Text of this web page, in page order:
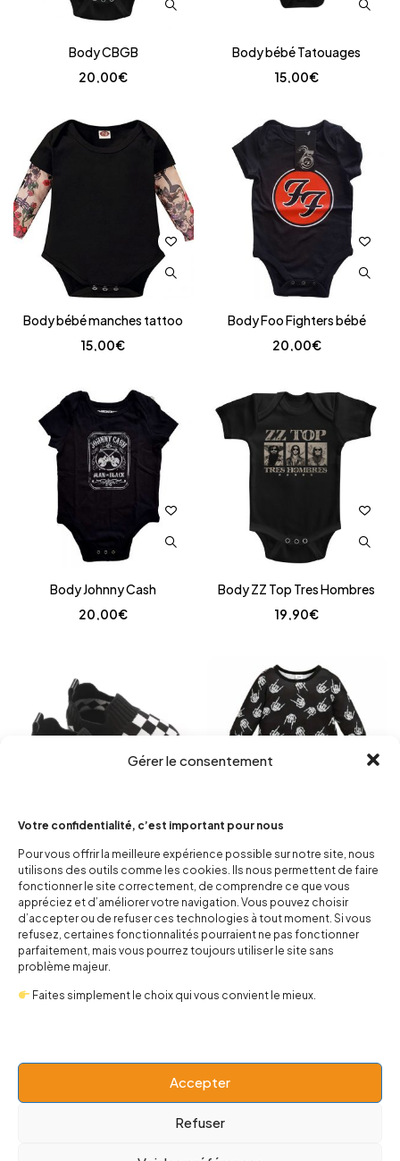
Gérer le consentement
Votre confidentialité, c’est important pour nous
Pour vous offrir la meilleure expérience possible sur notre site, nous
utilisons des outils comme les cookies. Ils nous permettent de faire
fonctionner le site correctement, de comprendre ce que vous
appréciez et d’améliorer votre navigation. Vous pouvez choisir
d’accepter ou de refuser ces technologies à tout moment. Si vous
refusez, certaines fonctionnalités pourraient ne pas fonctionner
parfaitement, mais vous pourrez toujours utiliser le site sans
problème majeur.
Faites simplement le choix qui vous convient le mieux.
Accepter
Refuser
Body CBGB
20,00€
Body bébé Tatouages
15,00€
Body bébé manches tattoo
15,00€
Body Foo Fighters bébé
20,00€
Body Johnny Cash
20,00€
Body ZZ Top Tres Hombres
19,90€
Chaussons bébé à carreaux
noir et blanc
12,00€
Combinaison Horns Up
20,00€
-22%